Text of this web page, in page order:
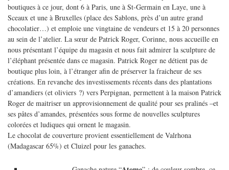
boutiques à ce jour, dont 6 à Paris, une à St-Germain en Laye, une à
Sceaux et une à Bruxelles (place des Sablons, près d’un autre grand
chocolatier…) et emploie une vingtaine de vendeurs et 15 à 20 personnes
au sein de l’atelier. La sœur de Patrick Roger, Corinne, nous accueille en
nous présentant l’équipe du magasin et nous fait admirer la sculpture de
l’éléphant présentée dans ce magasin. Patrick Roger ne détient pas de
boutique plus loin, à l’étranger afin de préserver la fraicheur de ses
créations. En revanche des investissements récents dans des plantations
d’amandiers (et oliviers ?) vers Perpignan, permettent à la maison Patrick
Roger de maitriser un approvisionnement de qualité pour ses pralinés –et
ses pâtes d’amandes, présentées sous forme de nouvelles sculptures
colorées et ludiques qui ornent le magasin.
Le chocolat de couverture provient essentiellement de Valrhona
(Madagascar 65%) et Cluizel pour les ganaches.